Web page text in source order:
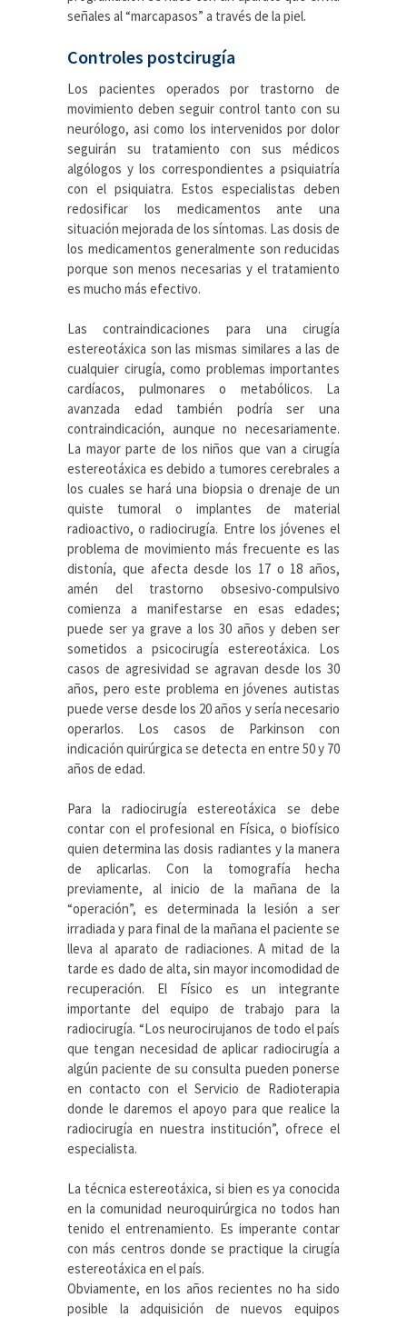
señales al “marcapasos” a través de la piel.
Controles postcirugía
Los pacientes operados por trastorno de
movimiento deben seguir control tanto con su
neurólogo, asi como los intervenidos por dolor
seguirán su tratamiento con sus médicos
algólogos y los correspondientes a psiquiatría
con el psiquiatra. Estos especialistas deben
redosificar los medicamentos ante una
situación mejorada de los síntomas. Las dosis de
los medicamentos generalmente son reducidas
porque son menos necesarias y el tratamiento
es mucho más efectivo.
Las contraindicaciones para una cirugía
estereotáxica son las mismas similares a las de
cualquier cirugía, como problemas importantes
cardíacos, pulmonares o metabólicos. La
avanzada edad también podría ser una
contraindicación, aunque no necesariamente.
La mayor parte de los niños que van a cirugía
estereotáxica es debido a tumores cerebrales a
los cuales se hará una biopsia o drenaje de un
quiste tumoral o implantes de material
radioactivo, o radiocirugía. Entre los jóvenes el
problema de movimiento más frecuente es las
distonía, que afecta desde los 17 o 18 años,
amén del trastorno obsesivo-compulsivo
comienza a manifestarse en esas edades;
puede ser ya grave a los 30 años y deben ser
sometidos a psicocirugía estereotáxica. Los
casos de agresividad se agravan desde los 30
años, pero este problema en jóvenes autistas
puede verse desde los 20 años y sería necesario
operarlos. Los casos de Parkinson con
indicación quirúrgica se detecta en entre 50 y 70
años de edad.
Para la radiocirugía estereotáxica se debe
contar con el profesional en Física, o biofísico
quien determina las dosis radiantes y la manera
de aplicarlas. Con la tomografía hecha
previamente, al inicio de la mañana de la
“operación”, es determinada la lesión a ser
irradiada y para final de la mañana el paciente se
lleva al aparato de radiaciones. A mitad de la
tarde es dado de alta, sin mayor incomodidad de
recuperación. El Físico es un integrante
importante del equipo de trabajo para la
radiocirugía. “Los neurocirujanos de todo el país
que tengan necesidad de aplicar radiocirugía a
algún paciente de su consulta pueden ponerse
en contacto con el Servicio de Radioterapia
donde le daremos el apoyo para que realice la
radiocirugía en nuestra institución”, ofrece el
especialista.
La técnica estereotáxica, si bien es ya conocida
en la comunidad neuroquirúrgica no todos han
tenido el entrenamiento. Es imperante contar
con más centros donde se practique la cirugía
estereotáxica en el país.
Obviamente, en los años recientes no ha sido
posible la adquisición de nuevos equipos